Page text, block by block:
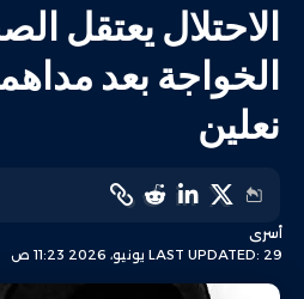
الاحتلال يعتقل
الخواجة بعد
نعلين
LAST UPDATED: 29 يونيو، 2026 11:23 ص
أسرى